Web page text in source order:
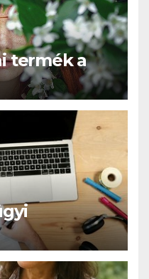
termék a